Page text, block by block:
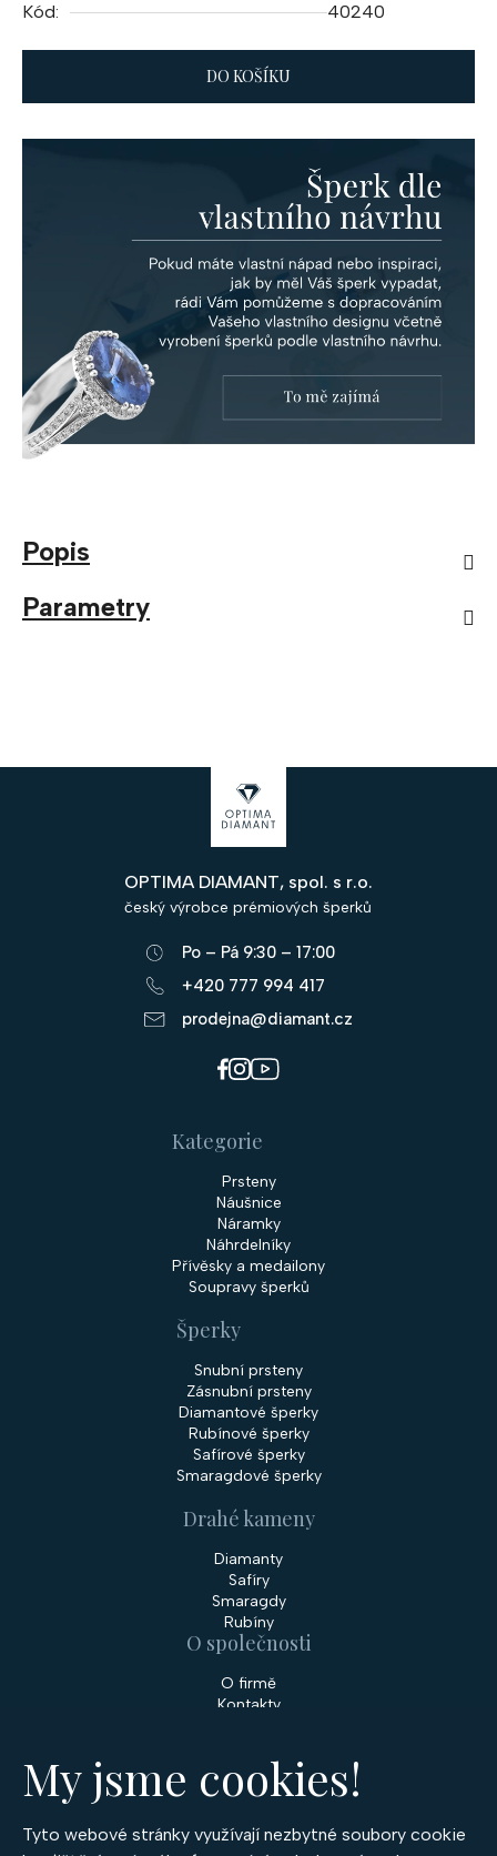
My jsme cookies!
Tyto webové stránky využívají nezbytné soubory cookie
Kód:
40240
DO KOŠÍKU
Popis
Parametry
OPTIMA DIAMANT, spol. s r.o.
český výrobce prémiových šperků
Po – Pá 9:30 – 17:00
+420 777 994 417
prodejna@diamant.cz
Kategorie
Prsteny
Náušnice
Náramky
Náhrdelníky
Přívěsky a medailony
Soupravy šperků
Šperky
Snubní prsteny
Zásnubní prsteny
Diamantové šperky
Rubínové šperky
Safírové šperky
Smaragdové šperky
Drahé kameny
Diamanty
Safíry
Smaragdy
Rubíny
O společnosti
O firmě
Kontakty
Služby
Zakázková výroba šperků
Nakupování